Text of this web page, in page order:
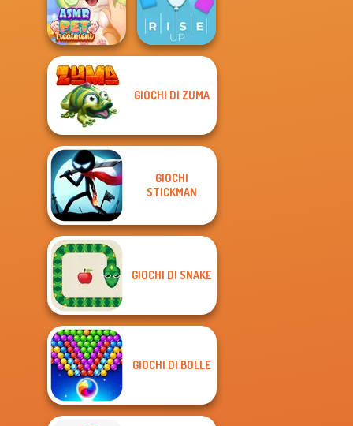
Bouncing Chick Dream Pet Link
ASMR Pet
Treatment
GIOCHI DI ZUMA
GIOCHI
STICKMAN
GIOCHI DI SNAKE
GIOCHI DI BOLLE